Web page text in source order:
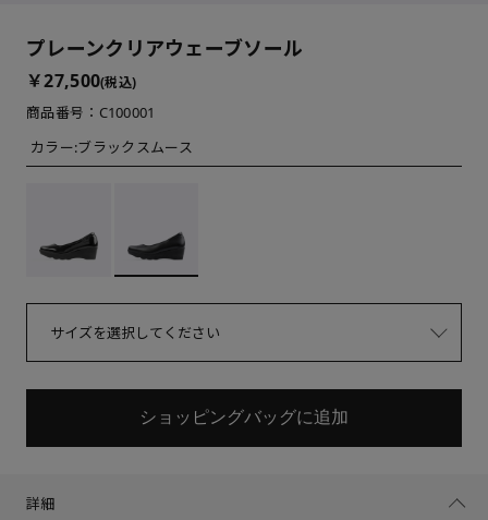
プレーンクリアウェーブソール
￥27,500(税込)
商品番号：C100001
カラー:ブラックスムース
サイズを選択してください
ショッピングバッグに追加
詳細